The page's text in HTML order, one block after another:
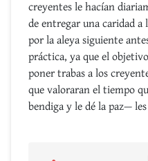
creyentes le hacían
de entregar una caridad a
por la aleya siguiente
práctica, ya que el
poner trabas a los
que valoraran el tiempo
bendiga y le dé la paz—